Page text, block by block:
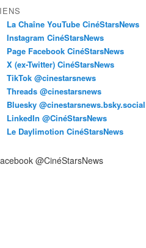
La Chaîne YouTube CinéStarsNews
Instagram CinéStarsNews
Page Facebook CinéStarsNews
X (ex-Twitter) CinéStarsNews
TikTok @cinestarsnews
Threads @cinestarsnews
Bluesky @cinestarsnews.bsky.social‬
LinkedIn @CinéStarsNews
Le Daylimotion CinéStarsNews
@CinéStarsNews